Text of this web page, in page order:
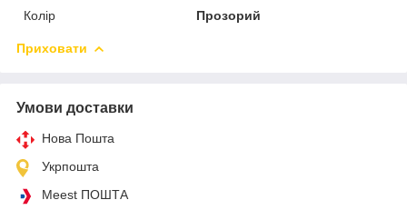
Колір
Прозорий
Приховати
Умови доставки
Нова Пошта
Укрпошта
Meest ПОШТА